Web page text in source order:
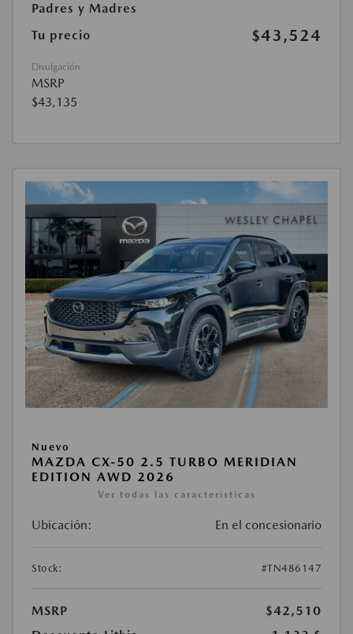
Padres y Madres
Tu precio $43,524
Divulgación
MSRP
$43,135
Nuevo
MAZDA CX-50 2.5 TURBO MERIDIAN
EDITION AWD 2026
Ver todas las características
Ubicación: En el concesionario
Stock: #TN486147
MSRP
$42,510